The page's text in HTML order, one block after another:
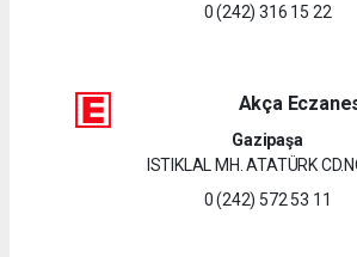
0 (242) 316 15 22
Akça
Gazipaşa
ISTIKLAL MH. ATATÜRK
0 (242) 572 53 11